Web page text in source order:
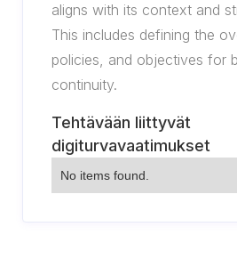
aligns with its context and
This includes defining the
policies, and objectives for
continuity.
Tehtävään liittyvät
digiturvavaatimukset
No items found.